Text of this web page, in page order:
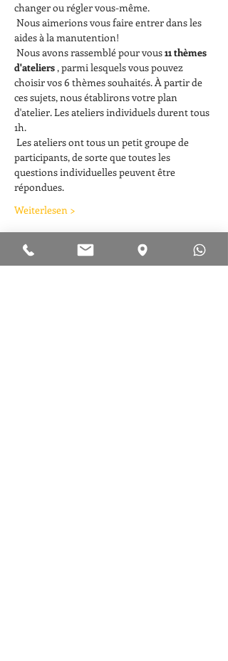
changer ou régler vous-même.
aides à la manutention!
Nous avons rassemblé pour vous 11 thèmes
d'ateliers , parmi lesquels vous pouvez
choisir vos 6 thèmes souhaités. À partir de
ces sujets, nous établirons votre plan
d'atelier. Les ateliers individuels durent tous
1h.
participants, de sorte que toutes les
questions individuelles peuvent être
répondues.
Weiterlesen >
Eintrittskarten